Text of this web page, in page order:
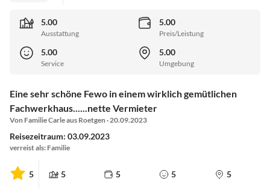
5.00
Ausstattung
5.00
Preis/Leistung
5.00
Service
5.00
Umgebung
Eine sehr schöne Fewo in einem wirklich gemütlichen
Fachwerkhaus......nette Vermieter
Von Familie Carle aus Roetgen · 20.09.2023
Reisezeitraum: 03.09.2023
verreist als: Familie
5 5 5 5 5